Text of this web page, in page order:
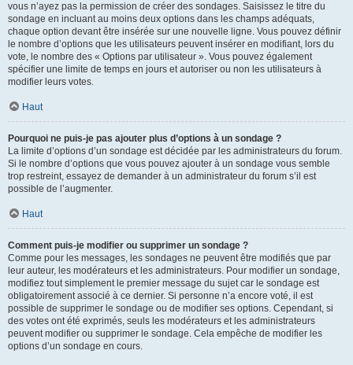
vous n’ayez pas la permission de créer des sondages. Saisissez le titre du
sondage en incluant au moins deux options dans les champs adéquats,
chaque option devant être insérée sur une nouvelle ligne. Vous pouvez définir
le nombre d’options que les utilisateurs peuvent insérer en modifiant, lors du
vote, le nombre des « Options par utilisateur ». Vous pouvez également
spécifier une limite de temps en jours et autoriser ou non les utilisateurs à
modifier leurs votes.
Haut
Pourquoi ne puis-je pas ajouter plus d’options à un sondage ?
La limite d’options d’un sondage est décidée par les administrateurs du forum.
Si le nombre d’options que vous pouvez ajouter à un sondage vous semble
trop restreint, essayez de demander à un administrateur du forum s’il est
possible de l’augmenter.
Haut
Comment puis-je modifier ou supprimer un sondage ?
Comme pour les messages, les sondages ne peuvent être modifiés que par
leur auteur, les modérateurs et les administrateurs. Pour modifier un sondage,
modifiez tout simplement le premier message du sujet car le sondage est
obligatoirement associé à ce dernier. Si personne n’a encore voté, il est
possible de supprimer le sondage ou de modifier ses options. Cependant, si
des votes ont été exprimés, seuls les modérateurs et les administrateurs
peuvent modifier ou supprimer le sondage. Cela empêche de modifier les
options d’un sondage en cours.